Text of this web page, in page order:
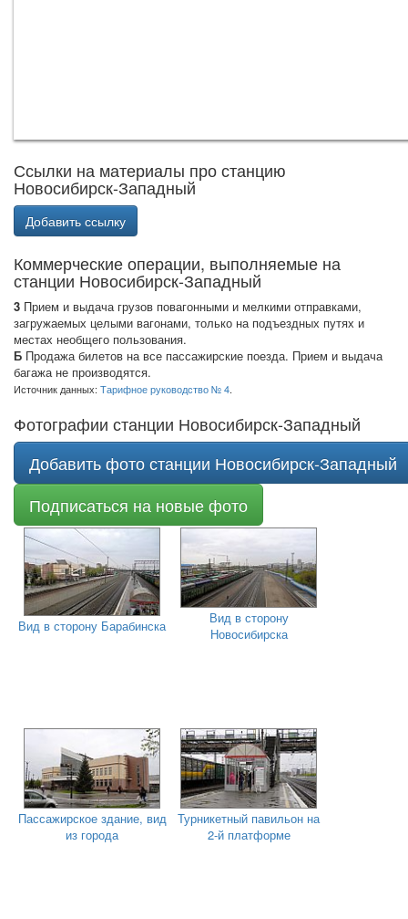
Ссылки на материалы про станцию
Новосибирск-Западный
Добавить ссылку
Коммерческие операции, выполняемые на
станции Новосибирск-Западный
3 Прием и выдача грузов повагонными и мелкими отправками,
загружаемых целыми вагонами, только на подъездных путях и
местах необщего пользования.
Б Продажа билетов на все пассажирские поезда. Прием и выдача
багажа не производятся.
Источник данных: Тарифное руководство № 4.
Фотографии станции Новосибирск-Западный
Добавить фото станции Новосибирск-Западный
Подписаться на новые фото
Вид в сторону Барабинска
Вид в сторону
Новосибирска
Пассажирское здание, вид
из города
Турникетный павильон на
2-й платформе